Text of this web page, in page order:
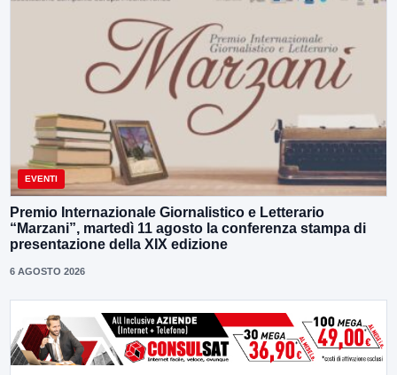
EVENTI
Premio Internazionale Giornalistico e Letterario
“Marzani”, martedì 11 agosto la conferenza stampa di
presentazione della XIX edizione
6 AGOSTO 2026